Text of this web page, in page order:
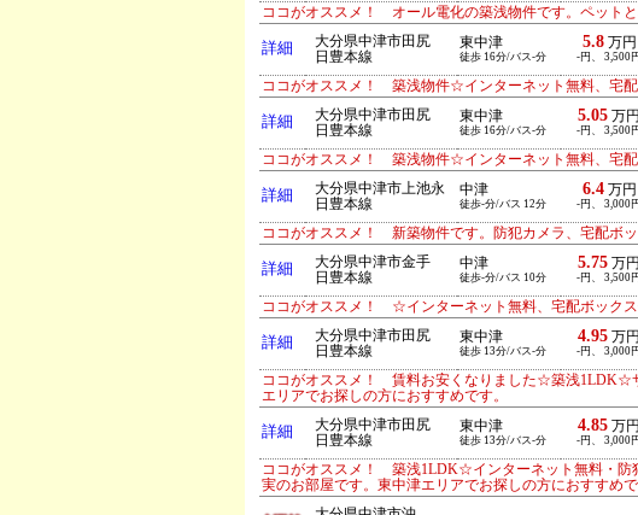
ココがオススメ！ オール電化の築浅物件です。ペット
詳細
大分県中津市田尻
日豊本線
東中津
徒歩 16分/バス-分
5.8万円
-円、 3,500
ココがオススメ！ 築浅物件☆インターネット無料、宅配
詳細
大分県中津市田尻
日豊本線
東中津
徒歩 16分/バス-分
5.05 万円
-円、 3,500
ココがオススメ！ 築浅物件☆インターネット無料、宅配
詳細
大分県中津市上池永
日豊本線
中津
徒歩-分/バス 12分
6.4万円
-円、 3,000
ココがオススメ！ 新築物件です。防犯カメラ、宅配ボ
詳細
大分県中津市金手
日豊本線
中津
徒歩-分/バス 10分
5.75 万円
-円、 3,500
ココがオススメ！ ☆インターネット無料、宅配ボックス
詳細
大分県中津市田尻
日豊本線
東中津
徒歩 13分/バス-分
4.95 万円
-円、 3,000
ココがオススメ！ 賃料お安くなりました☆築浅1LDK☆
エリアでお探しの方におすすめです。
詳細
大分県中津市田尻
日豊本線
東中津
徒歩 13分/バス-分
4.85 万円
-円、 3,000
ココがオススメ！ 築浅1LDK☆インターネット無料・防
実のお部屋です。東中津エリアでお探しの方におすすめで